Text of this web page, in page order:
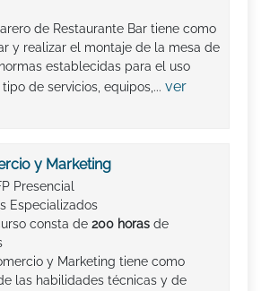
de Restaurante Bar tiene como
y realizar el montaje de la mesa de
establecidas para el uso
de servicios, equipos,... ver
y Marketing
Presencial
Especializados
consta de 200 horas de
y Marketing tiene como
las habilidades técnicas y de